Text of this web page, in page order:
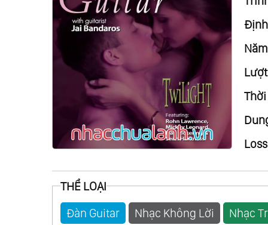
THỂ LOẠI
Đàn Guitar
Nhạc Không Lời Nhạc